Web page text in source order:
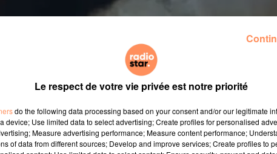
déclanché dans l'usine Mader près de Sorgues
Le respect de votre vie privée est notre priorité
do the following data processing based on your consent and/or our legitimate
device; Use limited data to select advertising; Create profiles for personalised
Measure advertising performance; Measure content performance;
of data from different sources; Develop and improve services; Create profiles to